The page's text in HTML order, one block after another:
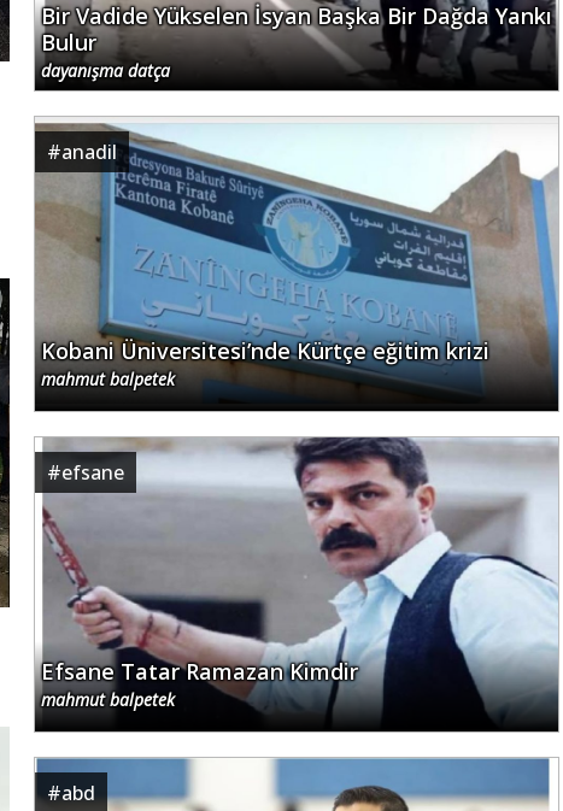
Bir Vadide Yükselen İsyan Başka Bir Dağda Yankı
Bulur
dayanışma datça
#anadil
Kobani Üniversitesi’nde Kürtçe eğitim krizi
mahmut balpetek
#efsane
Efsane Tatar Ramazan Kimdir
mahmut balpetek
#abd